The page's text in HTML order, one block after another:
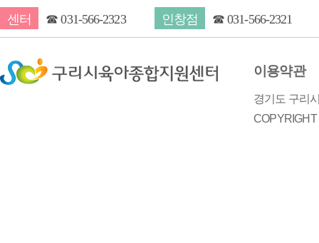
센터 ☎031-566-2323 인창점 ☎031-566-2321
이용약관
경기도 구리